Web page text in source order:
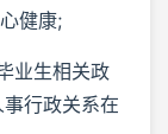
健康;
业生相关政
行政关系在